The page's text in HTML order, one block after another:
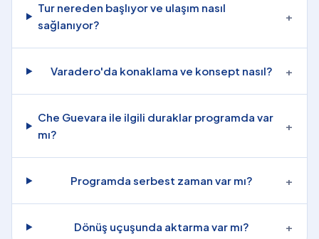
Tur nereden başlıyor ve ulaşım nasıl
sağlanıyor?
+
Varadero'da konaklama ve konsept nasıl? +
Che Guevara ile ilgili duraklar programda var
mı?
+
Programda serbest zaman var mı? +
Dönüş uçuşunda aktarma var mı? +